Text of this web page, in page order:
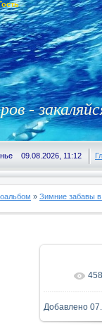
-
09.08.2026, 11:12
» Зимние забавы в
В 458
Добавлено